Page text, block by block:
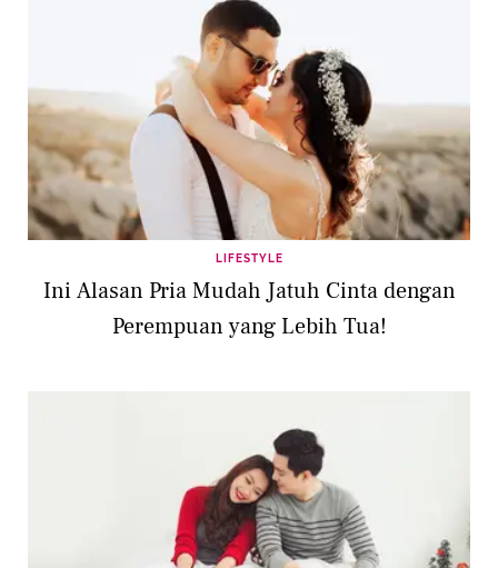
LIFESTYLE
Ini Alasan Pria Mudah Jatuh Cinta dengan
Perempuan yang Lebih Tua!